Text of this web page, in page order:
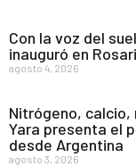
Con la voz del
inauguró en
agosto 4, 2026
Nitrógeno, calcio,
Yara presenta el
desde Argentina
agosto 3, 2026